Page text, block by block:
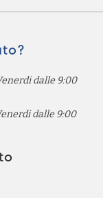
dalle 9:00
dalle 9:00